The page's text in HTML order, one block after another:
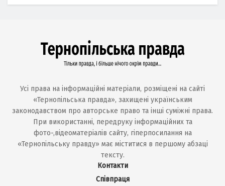
Усі права на інформаційні матеріали, розміщені на сайті
«Тернопільська правда», захищені українським
законодавством про авторське право та інші суміжні права.
При використанні, передруку інформаційних та
фото-,відеоматеріалів сайту, гіперпосилання на
«Тернопільську правду» має міститися в першому абзаці
тексту.
Контакти
Співпраця